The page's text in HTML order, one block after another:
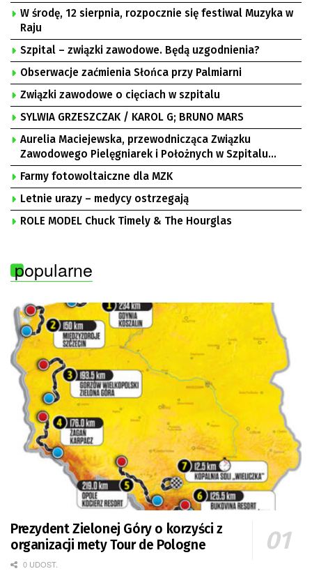
W środę, 12 sierpnia, rozpocznie się festiwal Muzyka w
Raju
Szpital – związki zawodowe. Będą uzgodnienia?
Obserwacje zaćmienia Słońca przy Palmiarni
Związki zawodowe o cięciach w szpitalu
SYLWIA GRZESZCZAK / KAROL G; BRUNO MARS
Aurelia Maciejewska, przewodnicząca Związku
Zawodowego Pielęgniarek i Położnych w Szpitalu
Uniwersyteckim w Zielonej Górze, Bogusław
Motowidełko, przewodniczący Zarządu Regionu NSZZ
„Solidarność” Zielona Góra
Farmy fotowoltaiczne dla MZK
Letnie urazy – medycy ostrzegają
ROLE MODEL Chuck Timely & The Hourglas
popularne
Prezydent Zielonej Góry o korzyści z
organizacji mety Tour de Pologne
0 UDOST.